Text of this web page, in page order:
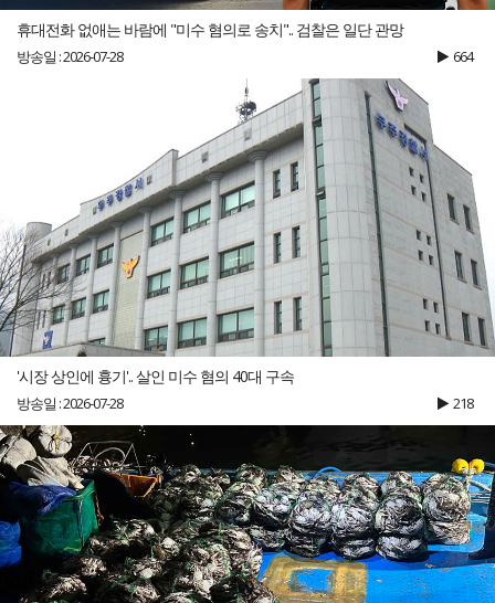
휴대전화 없애는 바람에 "미수 혐의로 송치".. 검찰은 일단 관망
방송일 : 2026-07-28 664
'시장 상인에 흉기'.. 살인 미수 혐의 40대 구속
방송일 : 2026-07-28 218